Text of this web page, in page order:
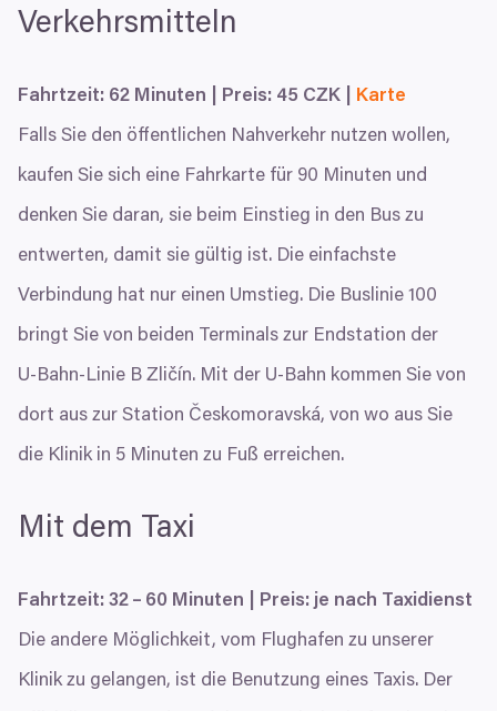
Verkehrsmitteln
Fahrtzeit: 62 Minuten | Preis: 45 CZK Karte
Falls Sie den öffentlichen Nahverkehr nutzen wollen,
kaufen Sie sich eine Fahrkarte für 90 Minuten und
denken Sie daran, sie beim Einstieg in den Bus zu
entwerten, damit sie gültig ist. Die einfachste
Verbindung hat nur einen Umstieg. Die Buslinie 100
bringt Sie von beiden Terminals zur Endstation der
U‑Bahn-Linie B Zličín. Mit der U‑Bahn kommen Sie von
dort aus zur Station Českomoravská, von wo aus Sie
die Klinik in 5 Minuten zu Fuß erreichen.
Mit dem Taxi
Fahrtzeit: 32 – 60 Minuten | Preis: je nach Taxidienst
Die andere Möglichkeit, vom Flughafen zu unserer
Klinik zu gelangen, ist die Benutzung eines Taxis. Der